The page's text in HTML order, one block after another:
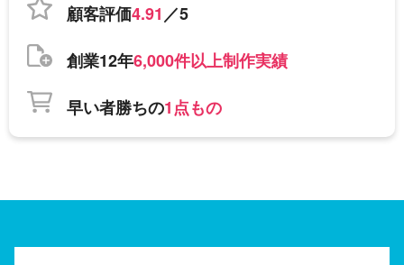
顧客評価4.91／5
創業12年6,000件以上制作実績
早い者勝ちの1点もの